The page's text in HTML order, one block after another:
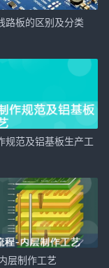
路板的区别及分类
规范及铝基板生产工
层制作工艺